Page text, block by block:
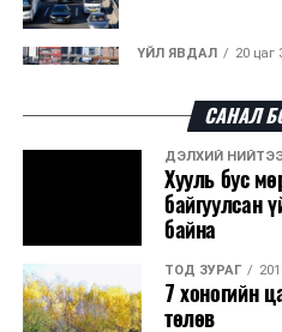
ҮЙЛ ЯВДАЛ 20 цаг
зохицуулалт
ҮЙЛ ЯВДАЛ
Усны ослоор 59
ҮЙЛ ЯВДАЛ
Гадаадын гэр
САНАЛ
ДЭЛХИЙ
Хууль бус
байгуулсан
байна
ТОД ЗУРАГ
7 хоногийн
төлөв